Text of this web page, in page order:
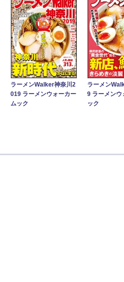
ラーメンWalker神奈川2
019 ラーメンウォーカー
ムック
ラーメン
9 ラーメンウ
ック